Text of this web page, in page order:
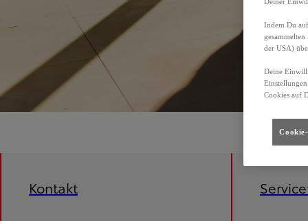
Kontakt
Indem Du
der USA)
Deine
Cookies auf